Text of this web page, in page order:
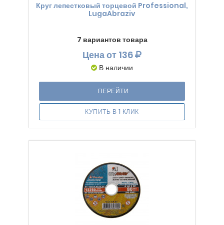
Круг лепестковый торцевой Professional,
LugaAbraziv
7 вариантов товара
Ценаот 136
В наличии
ПЕРЕЙТИ
КУПИТЬ В 1 КЛИК